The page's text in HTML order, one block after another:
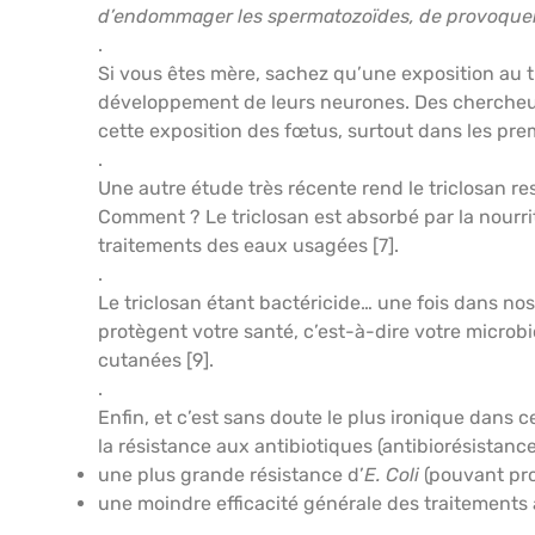
d’endommager les spermatozoïdes, de
.
Si vous êtes mère, sachez qu’une exposition
développement de leurs neurones. Des
cette exposition des fœtus, surtout dans les
.
Une autre étude très récente rend le triclosan
Comment ? Le triclosan est absorbé par la
traitements des eaux usagées [7].
.
Le triclosan étant bactéricide… une fois dans
protègent votre santé, c’est-à-dire votre
cutanées [9].
.
Enfin, et c’est sans doute le plus ironique dans
la résistance aux antibiotiques
une plus grande résistance d’E. Coli (pouvant
une moindre efficacité générale des